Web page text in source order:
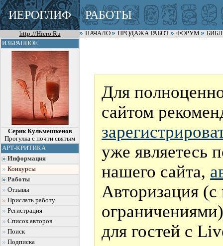
ИЕРОГЛИФ РАБОТЫ
http://Hiero.Ru НАЧАЛО ПРОДАЖА РАБОТ ФОРУМ
ИЗБРАННОЕ
Серик Кульмешкенов
Прогулка с почти святым
АРТ-КРИТИКА
Информация
Конкурсы
Работы
Отзывы
Прислать работу
Регистрация
Список авторов
Поиск
Подписка
Для
сайтом
уже являетесь
нашего сайта,
Авторизация
для гостей с